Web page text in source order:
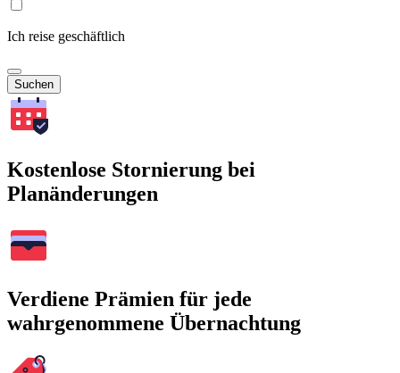
Ich reise geschäftlich
Suchen
Kostenlose Stornierung bei
Planänderungen
Verdiene Prämien für jede
wahrgenommene Übernachtung